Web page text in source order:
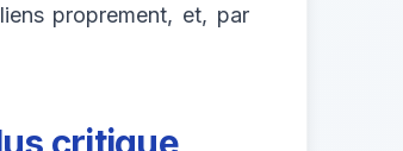
proprement, et, par
critique